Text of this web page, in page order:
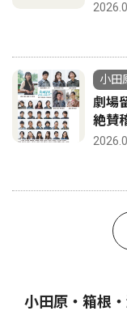
小田
劇場
絶賛
小田原・箱根